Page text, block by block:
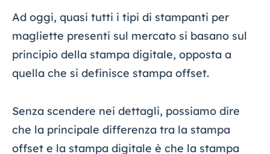
Ad oggi, quasi tutti i tipi di stampanti per
magliette presenti sul mercato si basano sul
principio della stampa digitale, opposta a
quella che si definisce stampa offset.
Senza scendere nei dettagli, possiamo dire
che la principale differenza tra la stampa
offset e la stampa digitale è che la stampa